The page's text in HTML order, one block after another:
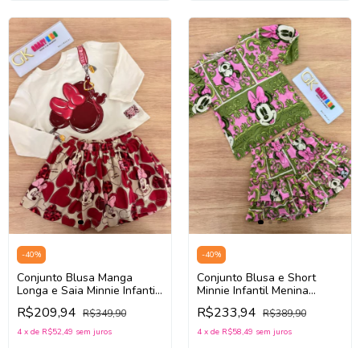
-40%
Conjunto Blusa Manga
Longa e Saia Minnie Infantil
Animé P6513
(Bege/Vermelho)
R$209,94 R$349,90
4 x de R$52,49 sem juros
-40%
Conjunto Blusa e Short
Minnie Infantil Menina
Animé N5709 (Verde/Rosa)
R$233,94 R$389,90
4 x de R$58,49 sem juros